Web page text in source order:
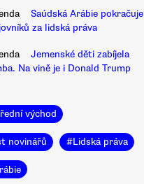
Saúdská Arábie pokračuje
za lidská práva
Jemenské děti zabíjela
Na vině je i Donald Trump
východ
novinářů #Lidská práva